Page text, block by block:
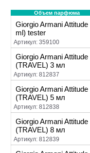
Объем парфюма
Giorgio Armani Attitude
ml) tester
Артикул: 359100
Giorgio Armani Attitude
(TRAVEL) 3 мл
Артикул: 812837
Giorgio Armani Attitude
(TRAVEL) 5 мл
Артикул: 812838
Giorgio Armani Attitude
(TRAVEL) 8 мл
Артикул: 812839